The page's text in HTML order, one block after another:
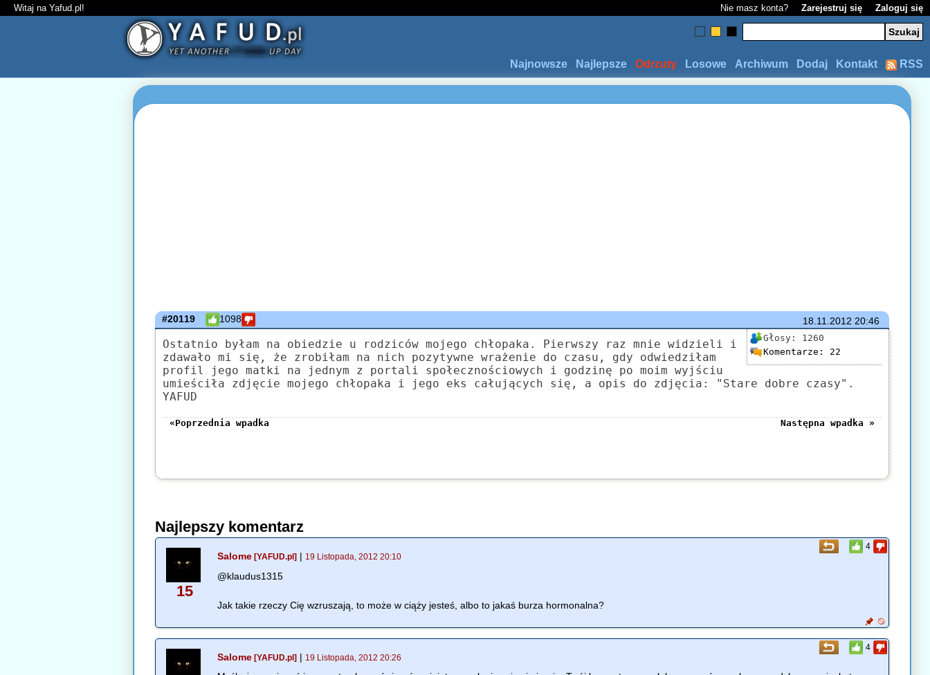
Witaj na Yafud.pl! Nie masz konta? Zarejestruj się Zaloguj się
RSS
Kontakt
Dodaj
Archiwum
Losowe
Odrzuty
Najlepsze
Najnowsze
18.11.2012 20:46
#20119 1098
Głosy: 1260
Komentarze: 22
Ostatnio byłam na obiedzie u rodziców mojego chłopaka. Pierwszy raz mnie widzieli i
zdawało mi się, że zrobiłam na nich pozytywne wrażenie do czasu, gdy odwiedziłam
profil jego matki na jednym z portali społecznościowych i godzinę po moim wyjściu
umieściła zdjęcie mojego chłopaka i jego eks całujących się, a opis do zdjęcia: "Stare dobre czasy".
YAFUD
«Poprzednia wpadka Następna wpadka »
Najlepszy komentarz
4
15
Salome [YAFUD.pl] | 19 Listopada, 2012 20:10
@klaudus1315
Jak takie rzeczy Cię wzruszają, to może w ciąży jesteś, albo to jakaś burza hormonalna?
4
Salome [YAFUD.pl] | 19 Listopada, 2012 20:26